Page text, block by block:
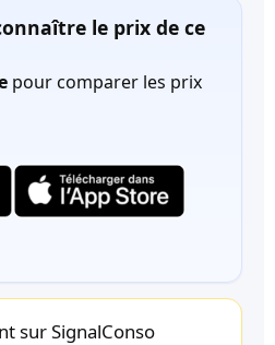
le prix de ce
pour comparer les prix
sur SignalConso